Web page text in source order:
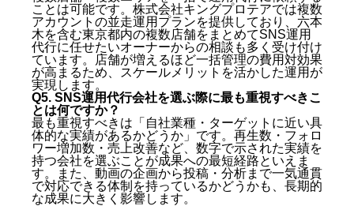
ことは可能です。株式会社キングプロテアでは複数
アカウントの並走運用プランを提供しており、六本
木を含む東京都内の複数店舗をまとめてSNS運用
代行に任せたいオーナーからの相談も多く受け付け
ています。店舗が増えるほど一括管理の費用対効果
が高まるため、スケールメリットを活かした運用が
実現します。
Q5. SNS運用代行会社を選ぶ際に最も重視すべきこ
とは何ですか？
最も重視すべきは「自社業種・ターゲットに近い具
体的な実績があるかどうか」です。再生数・フォロ
ワー増加数・売上改善など、数字で示された実績を
持つ会社を選ぶことが成果への最短経路といえま
す。また、動画の企画から投稿・分析まで一気通貫
で対応できる体制を持っているかどうかも、長期的
な成果に大きく影響します。